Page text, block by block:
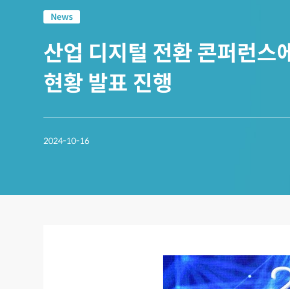
News
산업 디지털 전환 콘퍼런
현황 발표 진행
2024-10-16